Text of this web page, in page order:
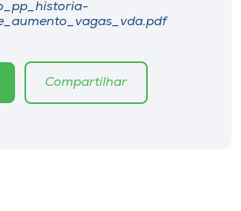
Compartilhar